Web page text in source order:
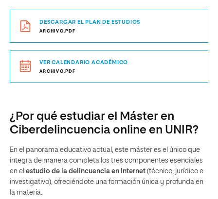
DESCARGAR EL PLAN DE ESTUDIOS
ARCHIVO.PDF
VER CALENDARIO ACADÉMICO
ARCHIVO.PDF
¿Por qué estudiar el Máster en
Ciberdelincuencia online en UNIR?
En el panorama educativo actual, este máster es el único que
integra de manera completa los tres componentes esenciales
en el estudio de la delincuencia en Internet (técnico, jurídico e
investigativo), ofreciéndote una formación única y profunda en
la materia.